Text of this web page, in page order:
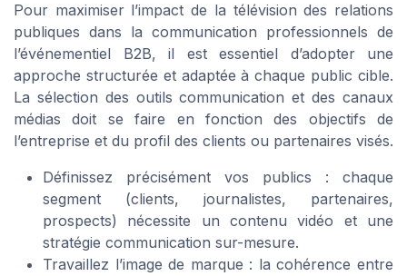
Pour maximiser l’impact de la télévision des relations
publiques dans la communication professionnels de
l’événementiel B2B, il est essentiel d’adopter une
approche structurée et adaptée à chaque public cible.
La sélection des outils communication et des canaux
médias doit se faire en fonction des objectifs de
l’entreprise et du profil des clients ou partenaires visés.
Définissez précisément vos publics : chaque
segment (clients, journalistes, partenaires,
prospects) nécessite un contenu vidéo et une
stratégie communication sur-mesure.
Travaillez l’image de marque : la cohérence entre